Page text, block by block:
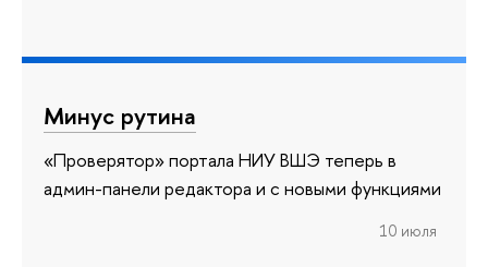
Минус рутина
«Проверятор» портала НИУ ВШЭ теперь в
админ-панели редактора и с новыми функциями
10 июля